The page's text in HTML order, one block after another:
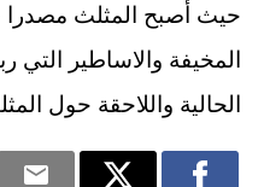
حيث أصبح المثلث
المخيفة والاساطير التي
الحالية واللاحقة حول